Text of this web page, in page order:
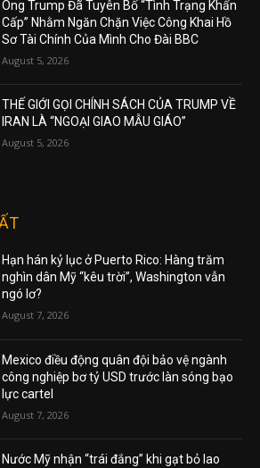
Ông Trump Đã Tuyên Bố “Tình Trạng Khẩn
Cấp” Nhằm Ngăn Chặn Việc Công Khai Hồ
Sơ Tài Chính Của Mình Cho Đài BBC
August 5, 2026
THẾ GIỚI GỌI CHÍNH SÁCH CỦA TRUMP VỀ
IRAN LÀ “NGOẠI GIAO MẪU GIÁO”
August 5, 2026
Hạn hán kỷ lục ở Puerto Rico: Hàng trăm
nghìn dân Mỹ “kêu trời”, Washington vẫn
ngó lơ?
August 7, 2026
Mexico điều động quân đội bảo vệ ngành
công nghiệp bơ tỷ USD trước làn sóng bạo
lực cartel
August 7, 2026
Nước Mỹ nhận “trái đắng” khi gạt bỏ lao